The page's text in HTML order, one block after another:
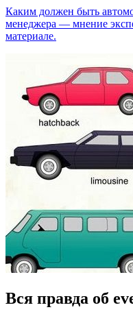
Каким должен быть
менеджера — мнение
материале.
Вся правда об